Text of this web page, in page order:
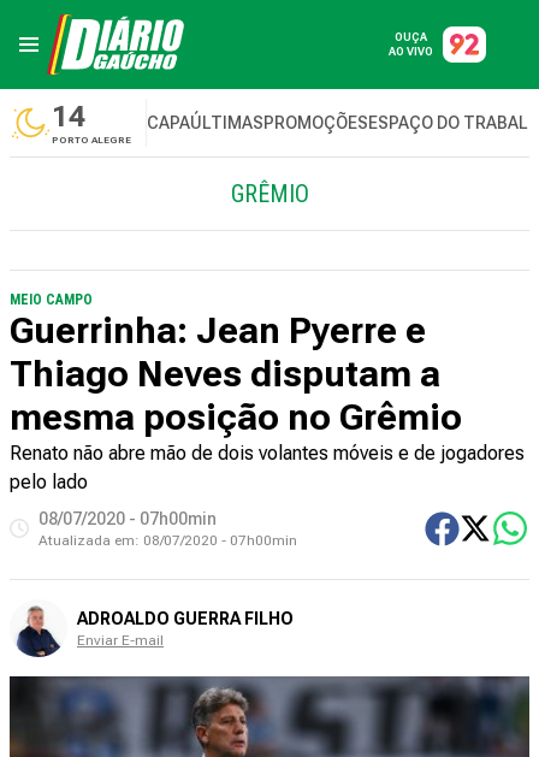
OUÇA
AO VIVO
14
PORTO ALEGRE
CAPAÚLTIMASPROMOÇÕESESPAÇO DO
GRÊMIO
MEIO CAMPO
Guerrinha: Jean Pyerre e
Thiago Neves disputam a
mesma posição no Grêmio
Renato não abre mão de dois volantes móveis e de jogadores
pelo lado
08/07/2020 - 07h00min
Atualizada em: 08/07/2020 - 07h00min
ADROALDO GUERRA FILHO
Enviar E-mail